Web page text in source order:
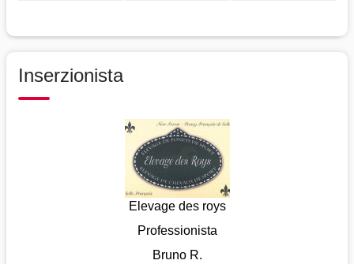
Inserzionista
Elevage des roys
Professionista
Bruno R.